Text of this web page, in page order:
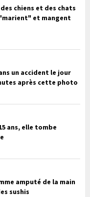
chiens et des chats
et mangent
un accident le jour
après cette photo
ans, elle tombe
amputé de la main
sushis